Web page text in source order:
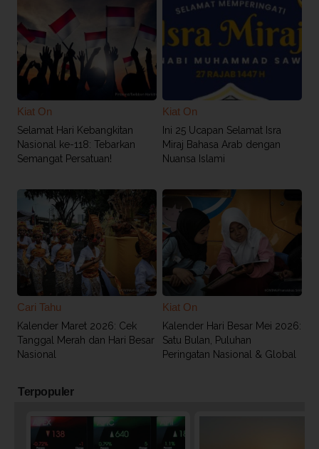
Kiat On
Selamat Hari Kebangkitan
Nasional ke-118: Tebarkan
Semangat Persatuan!
Kiat On
Ini 25 Ucapan Selamat Isra
Miraj Bahasa Arab dengan
Nuansa Islami
Cari Tahu
Kalender Maret 2026: Cek
Tanggal Merah dan Hari Besar
Nasional
Kiat On
Kalender Hari Besar Mei 2026:
Satu Bulan, Puluhan
Peringatan Nasional & Global
Terpopuler